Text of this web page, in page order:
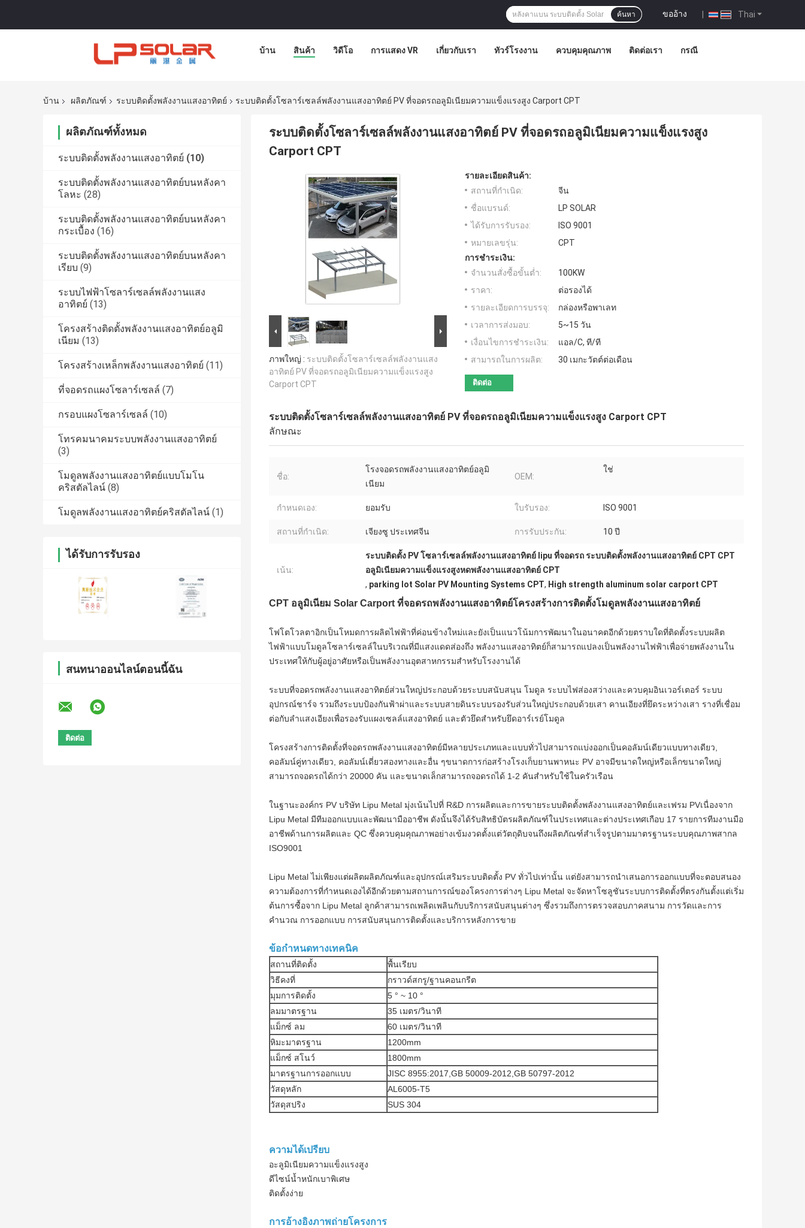
Thai
ขออ้าง |
ค้นหา
บ้าน สินค้า วิดีโอ การแสดง VR เกี่ยวกับเรา ทัวร์โรงงาน ควบคุมคุณภาพ ติดต่อเรา กรณี
บ้าน ผลิตภัณฑ์ ระบบติดตั้งพลังงานแสงอาทิตย์ ระบบติดตั้งโซลาร์เซลล์พลังงานแสงอาทิตย์ PV ที่จอดรถอลูมิเนียมความแข็งแรงสูง Carport CPT
ผลิตภัณฑ์ทั้งหมด
ระบบติดตั้งพลังงานแสงอาทิตย์ (10)
ระบบติดตั้งพลังงานแสงอาทิตย์บนหลังคา
โลหะ (28)
ระบบติดตั้งพลังงานแสงอาทิตย์บนหลังคา
กระเบื้อง (16)
ระบบติดตั้งพลังงานแสงอาทิตย์บนหลังคา
เรียบ (9)
ระบบไฟฟ้าโซลาร์เซลล์พลังงานแสง
อาทิตย์ (13)
โครงสร้างติดตั้งพลังงานแสงอาทิตย์อลูมิ
เนียม (13)
โครงสร้างเหล็กพลังงานแสงอาทิตย์ (11)
ที่จอดรถแผงโซลาร์เซลล์ (7)
กรอบแผงโซลาร์เซลล์ (10)
โทรคมนาคมระบบพลังงานแสงอาทิตย์
(3)
โมดูลพลังงานแสงอาทิตย์แบบโมโน
คริสตัลไลน์ (8)
โมดูลพลังงานแสงอาทิตย์คริสตัลไลน์ (1)
ได้รับการรับรอง
สนทนาออนไลน์ตอนนี้ฉัน
ระบบติดตั้งโซลาร์เซลล์พลังงานแสงอาทิตย์ PV ที่จอดรถอลูมิเนียมความแข็งแรงสูง
Carport CPT
ภาพใหญ่ : ระบบติดตั้งโซลาร์เซลล์พลังงานแสง
อาทิตย์ PV ที่จอดรถอลูมิเนียมความแข็งแรงสูง
Carport CPT
รายละเอียดสินค้า:
สถานที่กำเนิด:
จีน
ชื่อแบรนด์:
LP SOLAR
ได้รับการรับรอง:
ISO 9001
หมายเลขรุ่น:
CPT
การชำระเงิน:
จำนวนสั่งซื้อขั้นต่ำ:
100KW
ราคา:
ต่อรองได้
รายละเอียดการบรรจุ:
กล่องหรือพาเลท
เวลาการส่งมอบ:
5~15 วัน
เงื่อนไขการชำระเงิน:
แอล/C, ที/ที
สามารถในการผลิต:
30 เมกะวัตต์ต่อเดือน
ติดต่อ
ระบบติดตั้งโซลาร์เซลล์พลังงานแสงอาทิตย์ PV ที่จอดรถอลูมิเนียมความแข็งแรงสูง Carport CPT
ลักษณะ
ชื่อ:
โรงจอดรถพลังงานแสงอาทิตย์อลูมิ
เนียม
OEM:
ใช่
กำหนดเอง: ยอมรับ ใบรับรอง: ISO 9001
สถานที่กำเนิด: เจียงซู ประเทศจีน การรับประกัน: 10 ปี
เน้น:
ระบบติดตั้ง PV โซลาร์เซลล์พลังงานแสงอาทิตย์ lipu ที่จอดรถ ระบบติดตั้งพลังงานแสงอาทิตย์ CPT CPT
อลูมิเนียมความแข็งแรงสูงหดพลังงานแสงอาทิตย์ CPT
, parking lot Solar PV Mounting Systems CPT, High strength aluminum solar carport CPT
CPT อลูมิเนียม Solar Carport ที่จอดรถพลังงานแสงอาทิตย์โครงสร้างการติดตั้งโมดูลพลังงานแสงอาทิตย์
โฟโตโวลตาอิกเป็นโหมดการผลิตไฟฟ้าที่ค่อนข้างใหม่และยังเป็นแนวโน้มการพัฒนาในอนาคตอีกด้วยตราบใดที่ติดตั้งระบบผลิต
ไฟฟ้าแบบโมดูลโซลาร์เซลล์ในบริเวณที่มีแสงแดดส่องถึง พลังงานแสงอาทิตย์ก็สามารถแปลงเป็นพลังงานไฟฟ้าเพื่อจ่ายพลังงานใน
ประเทศให้กับผู้อยู่อาศัยหรือเป็นพลังงานอุตสาหกรรมสำหรับโรงงานได้
ระบบที่จอดรถพลังงานแสงอาทิตย์ส่วนใหญ่ประกอบด้วยระบบสนับสนุน โมดูล ระบบไฟส่องสว่างและควบคุมอินเวอร์เตอร์ ระบบ
อุปกรณ์ชาร์จ รวมถึงระบบป้องกันฟ้าผ่าและระบบสายดินระบบรองรับส่วนใหญ่ประกอบด้วยเสา คานเอียงที่ยึดระหว่างเสา รางที่เชื่อม
ต่อกับลำแสงเอียงเพื่อรองรับแผงเซลล์แสงอาทิตย์ และตัวยึดสำหรับยึดอาร์เรย์โมดูล
โครงสร้างการติดตั้งที่จอดรถพลังงานแสงอาทิตย์มีหลายประเภทและแบบทั่วไปสามารถแบ่งออกเป็นคอลัมน์เดียวแบบทางเดียว,
คอลัมน์คู่ทางเดียว, คอลัมน์เดี่ยวสองทางและอื่น ๆขนาดการก่อสร้างโรงเก็บยานพาหนะ PV อาจมีขนาดใหญ่หรือเล็กขนาดใหญ่
สามารถจอดรถได้กว่า 20000 คัน และขนาดเล็กสามารถจอดรถได้ 1-2 คันสำหรับใช้ในครัวเรือน
ในฐานะองค์กร PV บริษัท Lipu Metal มุ่งเน้นไปที่ R&D การผลิตและการขายระบบติดตั้งพลังงานแสงอาทิตย์และเฟรม PVเนื่องจาก
Lipu Metal มีทีมออกแบบและพัฒนามืออาชีพ ดังนั้นจึงได้รับสิทธิบัตรผลิตภัณฑ์ในประเทศและต่างประเทศเกือบ 17 รายการทีมงานมือ
อาชีพด้านการผลิตและ QC ซึ่งควบคุมคุณภาพอย่างเข้มงวดตั้งแต่วัตถุดิบจนถึงผลิตภัณฑ์สำเร็จรูปตามมาตรฐานระบบคุณภาพสากล
ISO9001
Lipu Metal ไม่เพียงแต่ผลิตผลิตภัณฑ์และอุปกรณ์เสริมระบบติดตั้ง PV ทั่วไปเท่านั้น แต่ยังสามารถนำเสนอการออกแบบที่จะตอบสนอง
ความต้องการที่กำหนดเองได้อีกด้วยตามสถานการณ์ของโครงการต่างๆ Lipu Metal จะจัดหาโซลูชันระบบการติดตั้งที่ตรงกันตั้งแต่เริ่ม
ต้นการซื้อจาก Lipu Metal ลูกค้าสามารถเพลิดเพลินกับบริการสนับสนุนต่างๆ ซึ่งรวมถึงการตรวจสอบภาคสนาม การวัดและการ
คำนวณ การออกแบบ การสนับสนุนการติดตั้งและบริการหลังการขาย
ข้อกำหนดทางเทคนิค
สถานที่ติดตั้ง
พื้นเรียบ
วิธีคงที่
กราวด์สกรู/ฐานคอนกรีต
มุมการติดตั้ง
5 ° ~ 10 °
ลมมาตรฐาน
35 เมตร/วินาที
แม็กซ์ ลม
60 เมตร/วินาที
หิมะมาตรฐาน
1200mm
แม็กซ์ สโนว์
1800mm
มาตรฐานการออกแบบ
JISC 8955:2017,GB 50009-2012,GB 50797-2012
วัสดุหลัก
AL6005-T5
วัสดุสปริง
SUS 304
ความได้เปรียบ
อะลูมิเนียมความแข็งแรงสูง
ดีไซน์น้ำหนักเบาพิเศษ
ติดตั้งง่าย
การอ้างอิงภาพถ่ายโครงการ